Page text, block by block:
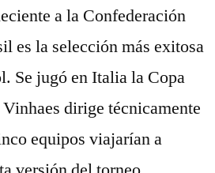
a la Confederación
es la selección más exitosa
Se jugó en Italia la Copa
dirige técnicamente
equipos viajarían a